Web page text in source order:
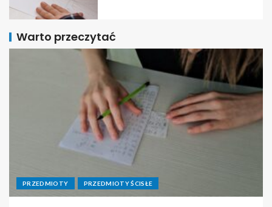
Warto przeczytać
PRZEDMIOTY PRZEDMIOTY ŚCISŁE